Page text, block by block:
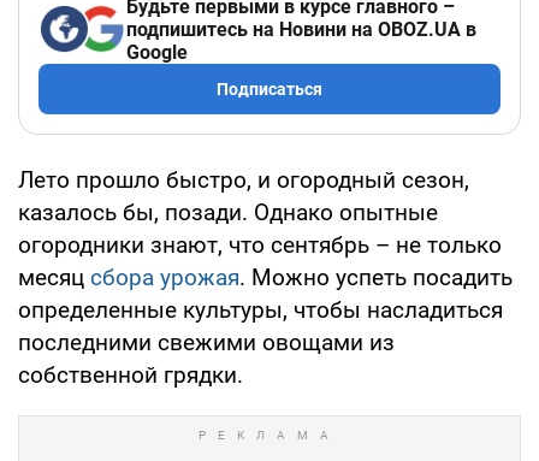
Будьте первыми в курсе главного –
подпишитесь на Новини на OBOZ.UA в
Google
Подписаться
Лето прошло быстро, и огородный сезон,
казалось бы, позади. Однако опытные
огородники знают, что сентябрь – не только
месяц сбора урожая. Можно успеть посадить
определенные культуры, чтобы насладиться
последними свежими овощами из
собственной грядки.